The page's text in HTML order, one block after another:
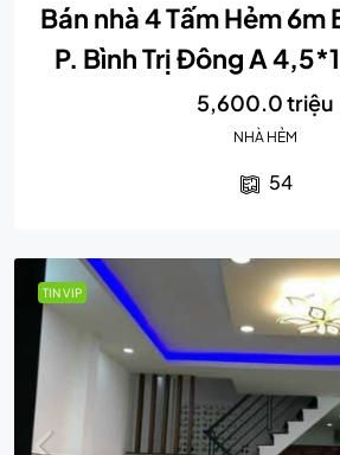
Bán nhà 4 Tấm Hẻm 6m
P. Bình Trị Đông A
5,600.0 triệu
NHÀ HẺM
54
TIN VIP